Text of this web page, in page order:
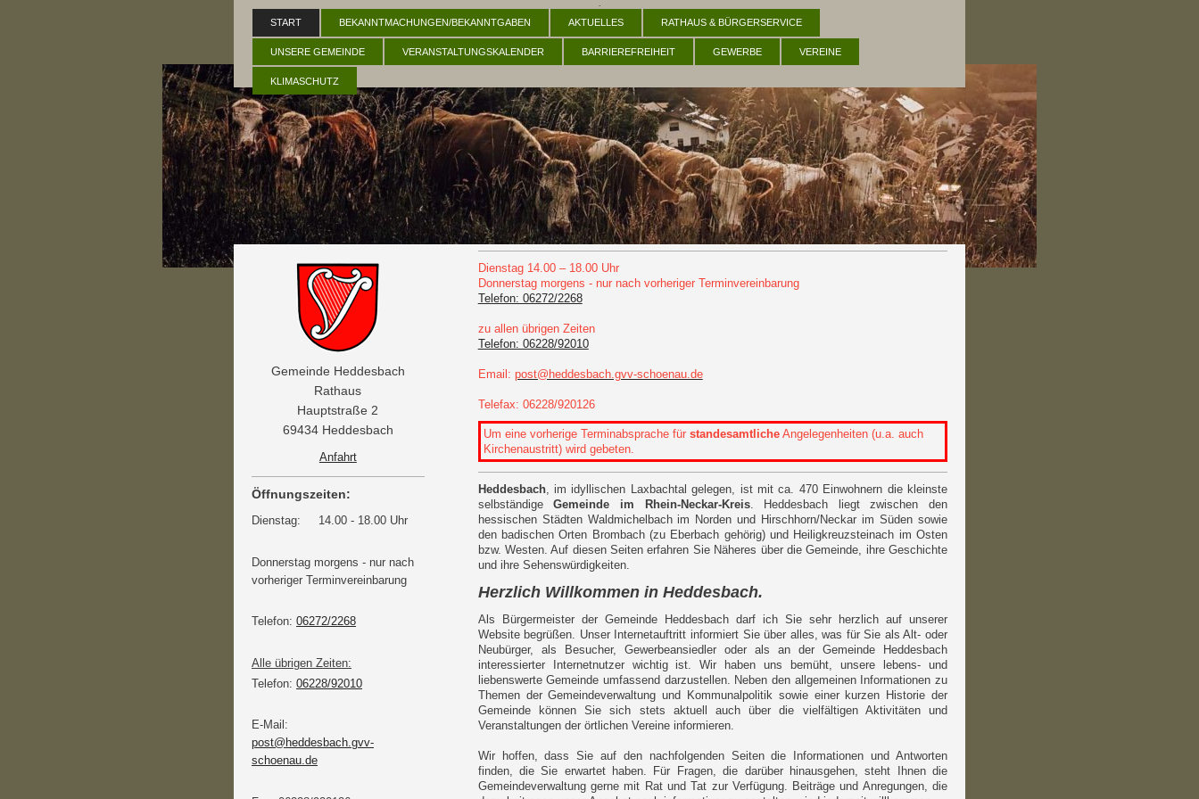
.
START BEKANNTMACHUNGEN/BEKANNTGABEN AKTUELLES RATHAUS & BÜRGERSERVICE
UNSERE GEMEINDE VERANSTALTUNGSKALENDER BARRIEREFREIHEIT GEWERBE VEREINE
KLIMASCHUTZ
Dienstag 14.00 – 18.00 Uhr
Donnerstag morgens - nur nach vorheriger Terminvereinbarung
Telefon: 06272/2268
zu allen übrigen Zeiten
Telefon: 06228/92010
Email: post@heddesbach.gvv-schoenau.de
Telefax: 06228/920126
Um eine vorherige Terminabsprache für standesamtliche Angelegenheiten (u.a. auch
Kirchenaustritt) wird gebeten.
Heddesbach, im idyllischen Laxbachtal gelegen, ist mit ca. 470 Einwohnern die kleinste
selbständigeGemeinde im Rhein-Neckar-Kreis. Heddesbach liegt zwischen den
hessischen Städten Waldmichelbach im Norden und Hirschhorn/Neckar im Süden sowie
den badischen Orten Brombach (zu Eberbach gehörig) und Heiligkreuzsteinach im Osten
bzw. Westen. Auf diesen Seiten erfahren Sie Näheres über die Gemeinde, ihre Geschichte
und ihre Sehenswürdigkeiten.
Herzlich Willkommen in Heddesbach.
Als Bürgermeister der Gemeinde Heddesbach darf ich Sie sehr herzlich auf unserer
Website begrüßen. Unser Internetauftritt informiert Sie über alles, was für Sie als Alt- oder
Neubürger, als Besucher, Gewerbeansiedler oder als an der Gemeinde Heddesbach
interessierter Internetnutzer wichtig ist. Wir haben uns bemüht, unsere lebens- und
liebenswerte Gemeinde umfassend darzustellen. Neben den allgemeinen Informationen zu
Themen der Gemeindeverwaltung und Kommunalpolitik sowie einer kurzen Historie der
Gemeinde können Sie sich stets aktuell auch über die vielfältigen Aktivitäten und
Veranstaltungen der örtlichen Vereine informieren.
Wir hoffen, dass Sie auf den nachfolgenden Seiten die Informationen und Antworten
finden, die Sie erwartet haben. Für Fragen, die darüber hinausgehen, steht Ihnen die
Gemeindeverwaltung gerne mit Rat und Tat zur Verfügung. Beiträge und Anregungen, die
Gemeinde Heddesbach
Rathaus
Hauptstraße 2
69434 Heddesbach
Anfahrt
Öffnungszeiten:
Dienstag: 14.00 - 18.00 Uhr
Donnerstag morgens - nur nach
vorheriger Terminvereinbarung
Telefon: 06272/2268
Alle übrigen Zeiten:
Telefon: 06228/92010
E-Mail:
post@heddesbach.gvv-
schoenau.de